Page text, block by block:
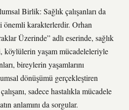
Birlik: Sağlık çalışanları da
önemli karakterlerdir. Orhan
Üzerinde” adlı eserinde, sağlık
köylülerin yaşam mücadeleleriyle
bireylerin yaşamlarını
dönüşümü gerçekleştiren
sadece hastalıkla mücadele
anlamını da sorgular.